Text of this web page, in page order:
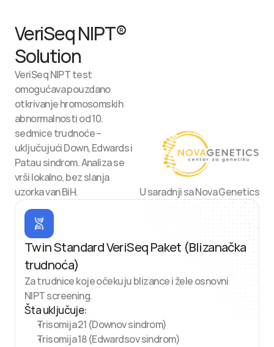
VeriSeq NIPT®
Solution
VeriSeq NIPT test
omogućava pouzdano
otkrivanje hromosomskih
abnormalnosti od 10.
sedmice trudnoće –
uključujući Down, Edwards i
Patau sindrom. Analiza se
vrši lokalno, bez slanja
uzorka van BiH.
U saradnji sa Nova Genetics
Twin Standard VeriSeq Paket (Blizanačka
trudnoća)
Za trudnice koje očekuju blizance i žele osnovni
NIPT screening.
Šta uključuje:
Trisomija 21 (Downov sindrom)
Trisomija 18 (Edwardsov sindrom)